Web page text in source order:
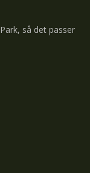
så det passer